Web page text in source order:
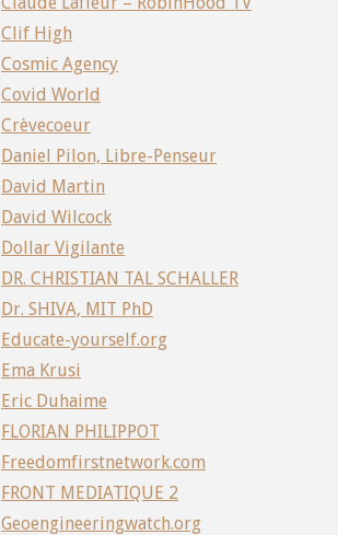
Clif High
Cosmic Agency
Covid World
Crèvecoeur
Daniel Pilon, Libre-Penseur
David Martin
David Wilcock
Dollar Vigilante
DR. CHRISTIAN TAL SCHALLER
Dr. SHIVA, MIT PhD
Educate-yourself.org
Ema Krusi
Eric Duhaime
FLORIAN PHILIPPOT
Freedomfirstnetwork.com
FRONT MEDIATIQUE 2
Geoengineeringwatch.org